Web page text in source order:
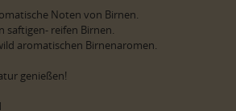
Noten von Birnen.
saftigen- reifen Birnen.
aromatischen Birnenaromen.
genießen!